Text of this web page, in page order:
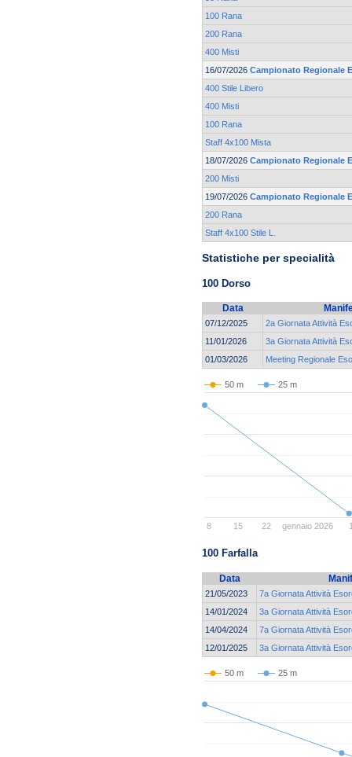
100 Rana
200 Rana
400 Misti
16/07/2026 Campionato Regionale
400 Stile Libero
400 Misti
100 Rana
Staff 4x100 Mista
18/07/2026 Campionato Regionale
200 Misti
19/07/2026 Campionato Regionale
200 Rana
Staff 4x100 Stile L.
Statistiche per specialità
100 Dorso
Data
07/12/2025
2a Giornata Attività
11/01/2026
3a Giornata Attività
01/03/2026
Meeting Regionale
50 m 25 m
gennaio 2026
8 15 22
100 Farfalla
Data
21/05/2023
7a Giornata Attività
14/01/2024
3a Giornata Attività
14/04/2024
7a Giornata Attività
12/01/2025
3a Giornata Attività
50 m 25 m